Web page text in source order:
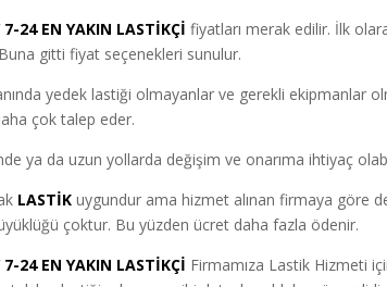
7-24 EN YAKIN LASTİKÇİ fiyatları merak edilir. İlk
gitti fiyat seçenekleri sunulur.
yedek lastiği olmayanlar ve gerekli ekipmanlar
çok talep eder.
ya da uzun yollarda değişim ve onarıma ihtiyaç
LASTİK uygundur ama hizmet alınan firmaya göre
çoktur. Bu yüzden ücret daha fazla ödenir.
7-24 EN YAKIN LASTİKÇİ Firmamıza Lastik Hizmeti